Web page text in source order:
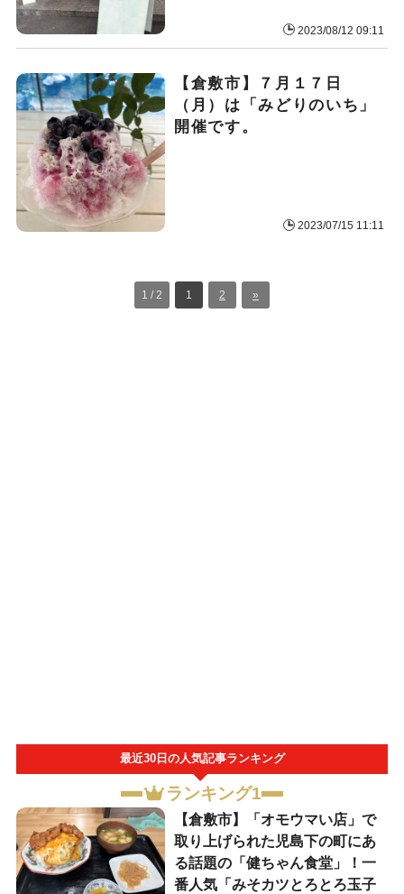
2023/08/12 09:11
【倉敷市】７月１７日
（月）は「みどりのいち」
開催です。
2023/07/15 11:11
1 / 2 1 2 »
最近30日の人気記事ランキング
ランキング1
【倉敷市】「オモウマい店」で
取り上げられた児島下の町にあ
る話題の「健ちゃん食堂」！一
番人気「みそカツとろとろ玉子